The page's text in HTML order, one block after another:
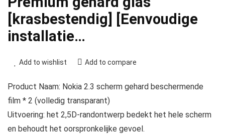
[krasbestendig] [Eenvoudige
installatie…
Add to wishlist Add to compare
Product Naam: Nokia 2.3 scherm gehard beschermende
film * 2 (volledig transparant)
Uitvoering: het 2,5D-randontwerp bedekt het hele scherm
en behoudt het oorspronkelijke gevoel.